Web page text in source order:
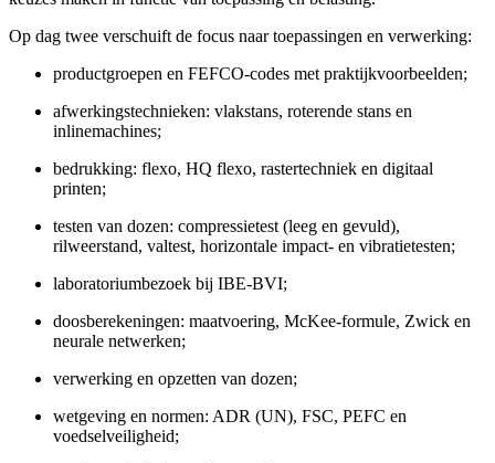
Op dag twee verschuift de focus naar toepassingen en verwerking:
productgroepen en FEFCO-codes met praktijkvoorbeelden;
afwerkingstechnieken: vlakstans, roterende stans en
inlinemachines;
bedrukking: flexo, HQ flexo, rastertechniek en digitaal
printen;
testen van dozen: compressietest (leeg en gevuld),
rilweerstand, valtest, horizontale impact- en vibratietesten;
laboratoriumbezoek bij IBE-BVI;
doosberekeningen: maatvoering, McKee-formule, Zwick en
neurale netwerken;
verwerking en opzetten van dozen;
wetgeving en normen: ADR (UN), FSC, PEFC en
voedselveiligheid;